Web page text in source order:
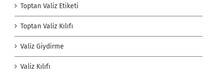
Toptan Valiz Etiketi
Toptan Valiz Kılıfı
Valiz Giydirme
Valiz Kılıfı